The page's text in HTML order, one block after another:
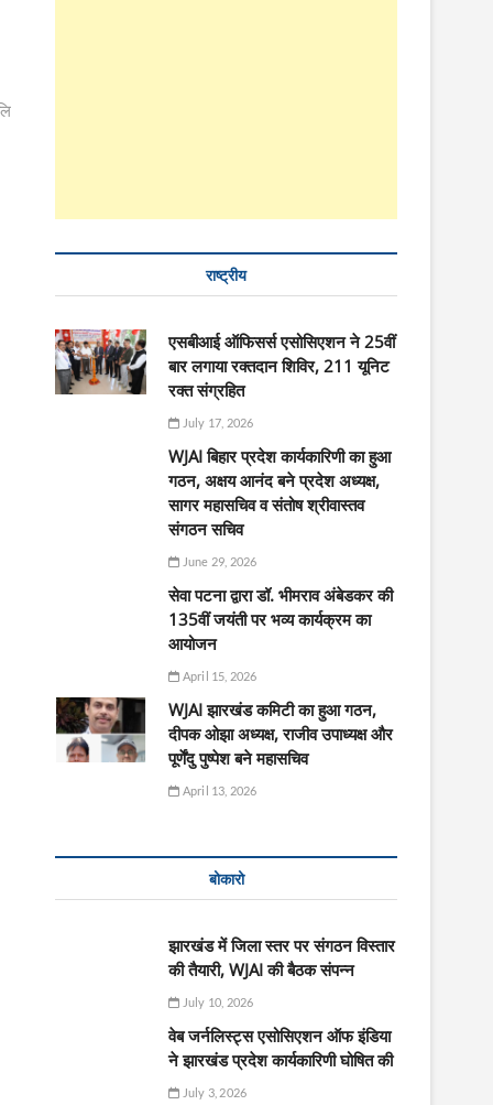
राष्ट्रीय
एसबीआई ऑफिसर्स एसोसिएशन ने 25वीं
बार लगाया रक्तदान शिविर, 211 यूनिट
रक्त संग्रहित
July 17, 2026
WJAI बिहार प्रदेश कार्यकारिणी का हुआ
गठन, अक्षय आनंद बने प्रदेश अध्यक्ष,
सागर महासचिव व संतोष श्रीवास्तव
संगठन सचिव
June 29, 2026
सेवा पटना द्वारा डॉ. भीमराव अंबेडकर की
135वीं जयंती पर भव्य कार्यक्रम का
आयोजन
April 15, 2026
WJAI झारखंड कमिटी का हुआ गठन,
दीपक ओझा अध्यक्ष, राजीव उपाध्यक्ष और
पूर्णेंदु पुष्पेश बने महासचिव
April 13, 2026
बोकारो
झारखंड में जिला स्तर पर संगठन विस्तार
की तैयारी, WJAI की बैठक संपन्न
July 10, 2026
वेब जर्नलिस्ट्स एसोसिएशन ऑफ इंडिया
ने झारखंड प्रदेश कार्यकारिणी घोषित की
July 3, 2026